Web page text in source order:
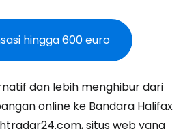
hingga 600 euro
dan lebih menghibur dari
online ke Bandara Halifax
situs web yang